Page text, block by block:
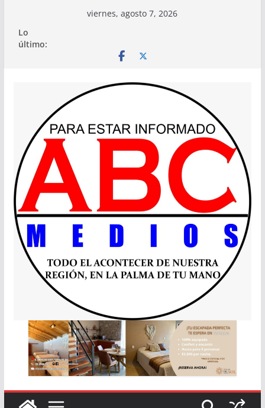
contenido
viernes, agosto 7, 2026
Lo
último: